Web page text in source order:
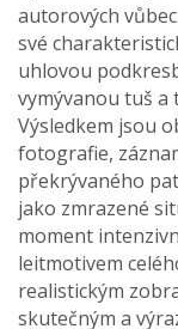
autorových
své
uhlovou
vymývanou tuš a
Výsledkem jsou
fotografie,
překrývaného
jako zmrazené
moment
leitmotivem
realistickým
skutečným a